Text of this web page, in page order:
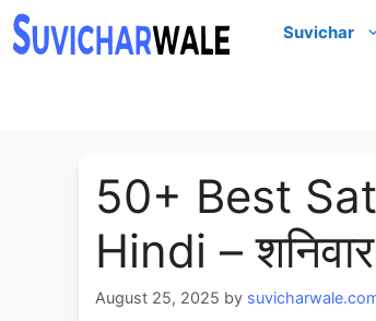
Skip
to
Suvichar
50+ Best
Hindi –
August 25, 2025 by